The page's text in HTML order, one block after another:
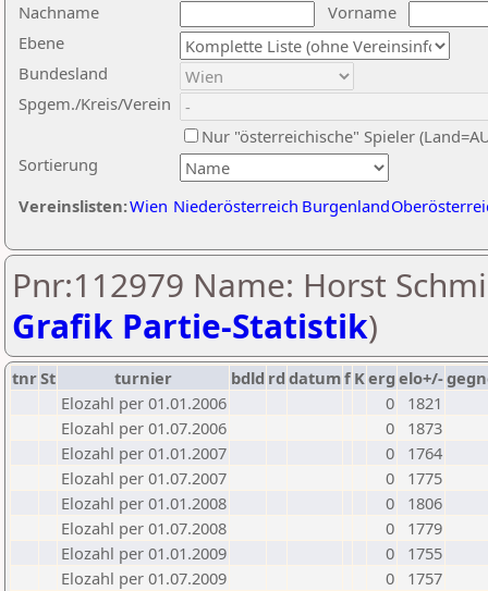
Nachname
Vorname
Ebene
Sortierung
Bundesland
Spgem./Kreis/Verein
Nur "österreichische" Spieler
Vereinslisten:Wien Niederösterreich Burgenland
Pnr:112979 Name: Horst
Grafik Partie-Statistik)
tnrSt turnier bdld rd datumf Kerg elo+/-
Elozahl per 01.01.2006
0
1821
Elozahl per 01.07.2006
0
1873
Elozahl per 01.01.2007
0
1764
Elozahl per 01.07.2007
0
1775
Elozahl per 01.01.2008
0
1806
Elozahl per 01.07.2008
0
1779
Elozahl per 01.01.2009
0
1755
Elozahl per 01.07.2009
0
1757